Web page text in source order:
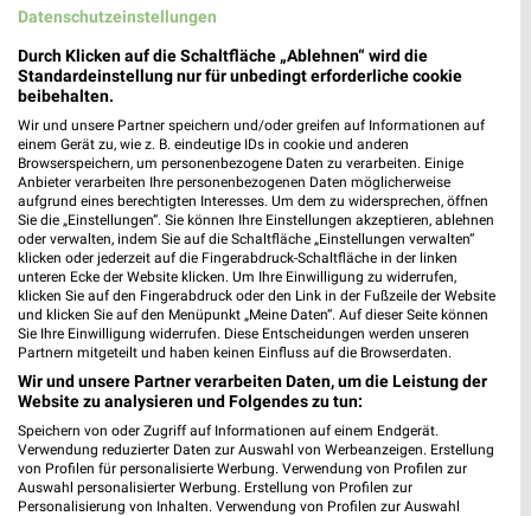
Mott Optik Filialen & Öffnungszeiten für
Pinneberg
Mr. Wash Filialen & Öffnungszeiten für Hamburg
Mäc-Geiz Prospekte mit Top Angeboten für
Hamburg
Möbel Bergemann Filialen & Öffnungszeiten für
Rendsburg
Möbel Boss Katalog und Prospekte für Wismar
Datenschutzeinstellungen
Durch Klicken auf die Schaltfläche „Ablehnen“ wird die
Standardeinstellung nur für unbedingt erforderliche cookie
beibehalten.
Wir und unsere Partner speichern und/oder greifen auf Informationen auf
einem Gerät zu, wie z. B. eindeutige IDs in cookie und anderen
Browserspeichern, um personenbezogene Daten zu verarbeiten. Einige
Anbieter verarbeiten Ihre personenbezogenen Daten möglicherweise
aufgrund eines berechtigten Interesses. Um dem zu widersprechen, öffnen
Sie die „Einstellungen“. Sie können Ihre Einstellungen akzeptieren, ablehnen
oder verwalten, indem Sie auf die Schaltfläche „Einstellungen verwalten“
klicken oder jederzeit auf die Fingerabdruck-Schaltfläche in der linken
unteren Ecke der Website klicken. Um Ihre Einwilligung zu widerrufen,
klicken Sie auf den Fingerabdruck oder den Link in der Fußzeile der Website
und klicken Sie auf den Menüpunkt „Meine Daten“. Auf dieser Seite können
Sie Ihre Einwilligung widerrufen. Diese Entscheidungen werden unseren
Partnern mitgeteilt und haben keinen Einfluss auf die Browserdaten.
Wir und unsere Partner verarbeiten Daten, um die Leistung der
Website zu analysieren und Folgendes zu tun:
Speichern von oder Zugriff auf Informationen auf einem Endgerät.
Verwendung reduzierter Daten zur Auswahl von Werbeanzeigen. Erstellung
von Profilen für personalisierte Werbung. Verwendung von Profilen zur
Auswahl personalisierter Werbung. Erstellung von Profilen zur
Personalisierung von Inhalten. Verwendung von Profilen zur Auswahl